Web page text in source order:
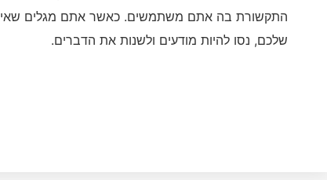
התקשורת בה אתם משתמשים. כאשר אתם מגלים
שלכם, נסו להיות מודעים ולשנות את הדברים.